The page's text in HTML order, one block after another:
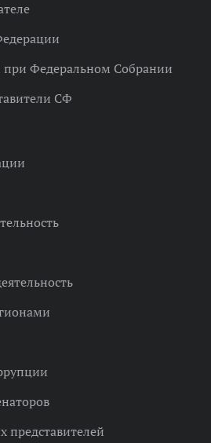
при Федеральном Собрании
СФ